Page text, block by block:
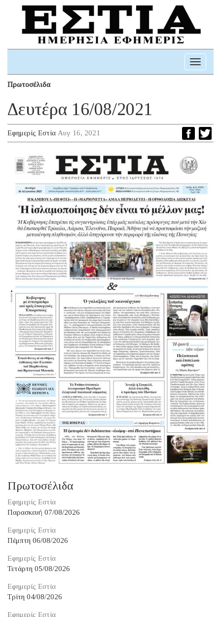
Toggle
Πρωτοσέλιδα
Δευτέρα 16/08/2021
Εφημερίς Εστία Αυγ 16, 2021
Πρωτοσέλιδα
Εφημερίς Εστία
Παρασκευή 07/08/2026
Εφημερίς Εστία
Πέμπτη 06/08/2026
Εφημερίς Εστία
Τετάρτη 05/08/2026
Εφημερίς Εστία
Τρίτη 04/08/2026
Εφημερίς Εστία